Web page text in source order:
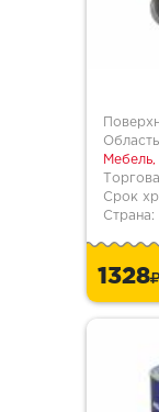
Срок
Страна:
1328